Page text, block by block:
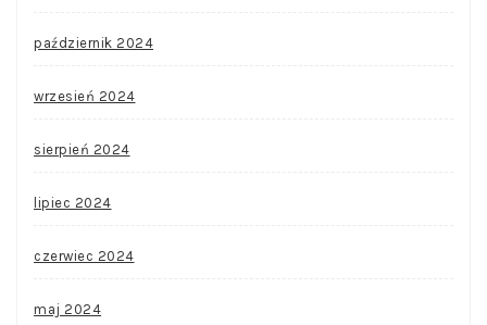
październik 2024
wrzesień 2024
sierpień 2024
lipiec 2024
czerwiec 2024
maj 2024